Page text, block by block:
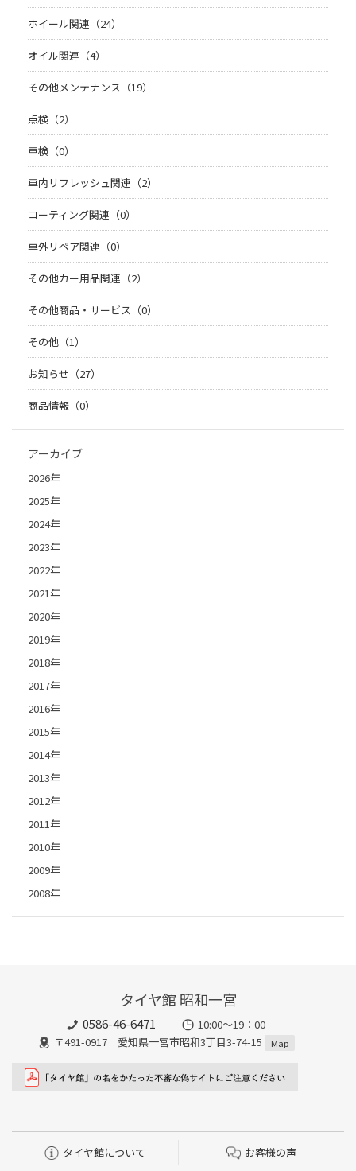
ホイール関連（24）
オイル関連（4）
その他メンテナンス（19）
点検（2）
車検（0）
車内リフレッシュ関連（2）
コーティング関連（0）
車外リペア関連（0）
その他カー用品関連（2）
その他商品・サービス（0）
その他（1）
お知らせ（27）
商品情報（0）
アーカイブ
2026年
2025年
2024年
2023年
2022年
2021年
2020年
2019年
2018年
2017年
2016年
2015年
2014年
2013年
2012年
2011年
2010年
2009年
2008年
タイヤ館 昭和一宮
0586-46-6471
10:00～19：00
〒491-0917 愛知県一宮市昭和3丁目3-74-15
Map
タイヤ館について お客様の声